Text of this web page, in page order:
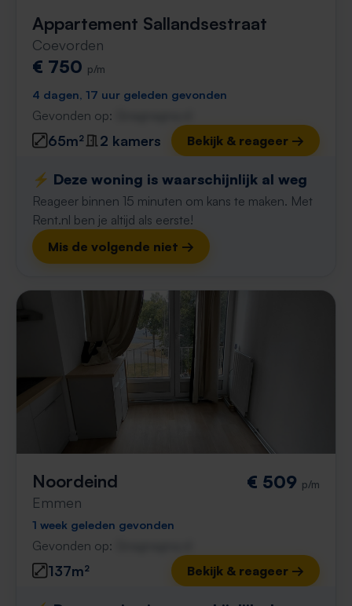
Appartement Sallandsestraat
Coevorden
€ 750 p/m
4 dagen, 17 uur geleden gevonden
Gevonden op:
65m² 2 kamers Bekijk & reageer →
⚡️ Deze woning is waarschijnlijk al weg
Reageer binnen 15 minuten om kans te maken. Met
Rent.nl ben je altijd als eerste!
Mis de volgende niet →
Noordeind
Emmen
€ 509 p/m
1 week geleden gevonden
Gevonden op:
137m² Bekijk & reageer →